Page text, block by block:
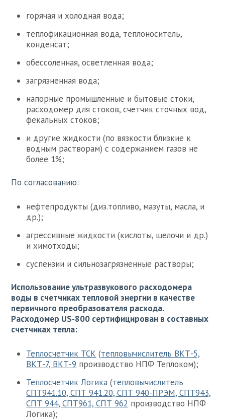
горячая и холодная вода;
теплофикационная вода, теплоноситель,
конденсат;
обессоленная, осветленная вода;
загрязненная вода;
напорные промышленные и бытовые стоки,
расходомер для стоков, счетчик сточных вод,
фекальных стоков;
и другие жидкости (по вязкости близкие к
водным растворам) с содержанием газов не
более 1%;
По согласованию:
нефтепродукты (диз.топливо, мазуты, масла, и
др.);
агрессивные жидкости (кислоты, щелочи и др.)
и химотходы;
суспензии и сильнозагрязненные растворы;
Использование ультразвукового расходомера
воды в счетчиках тепловой энергии в качестве
первичного преобразователя расхода.
Расходомер US-800 сертифицирован в составных
счетчиках тепла:
Теплосчетчик ТСК (тепловычислитель ВКТ-5,
ВКТ-7, ВКТ-9 производство НПФ Теплоком);
Теплосчетчик Логика (тепловычислитель
СПТ941.10, СПТ 941.20, СПТ 940-ПРЭМ, СПТ943,
СПТ 944, СПТ961, СПТ 962 производство НПФ
Логика);